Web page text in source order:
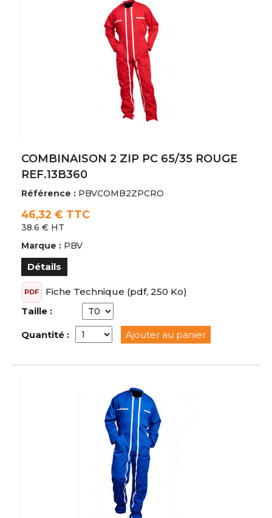
COMBINAISON 2 ZIP PC 65/35 ROUGE
REF.13B360
Référence : PBVCOMB2ZPCRO
46,32 € TTC
38.6 € HT
Marque : PBV
Détails
PDF Fiche Technique (pdf, 250 Ko)
Taille :
Quantité : Ajouter au panier